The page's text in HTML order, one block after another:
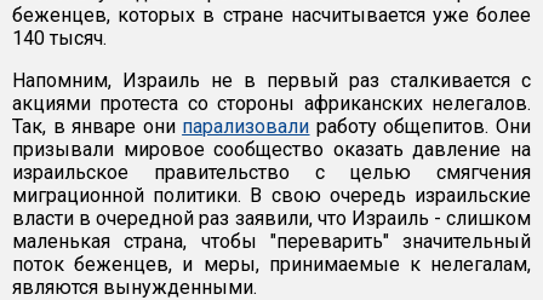
беженцев, которых в стране насчитывается уже более
140 тысяч.
Напомним, Израиль не в первый раз сталкивается с
акциями протеста со стороны африканских нелегалов.
Так, в январе они парализовали работу общепитов. Они
призывали мировое сообщество оказать давление на
израильское правительство с целью смягчения
миграционной политики. В свою очередь израильские
власти в очередной раз заявили, что Израиль - слишком
маленькая страна, чтобы "переварить" значительный
поток беженцев, и меры, принимаемые к нелегалам,
являются вынужденными.